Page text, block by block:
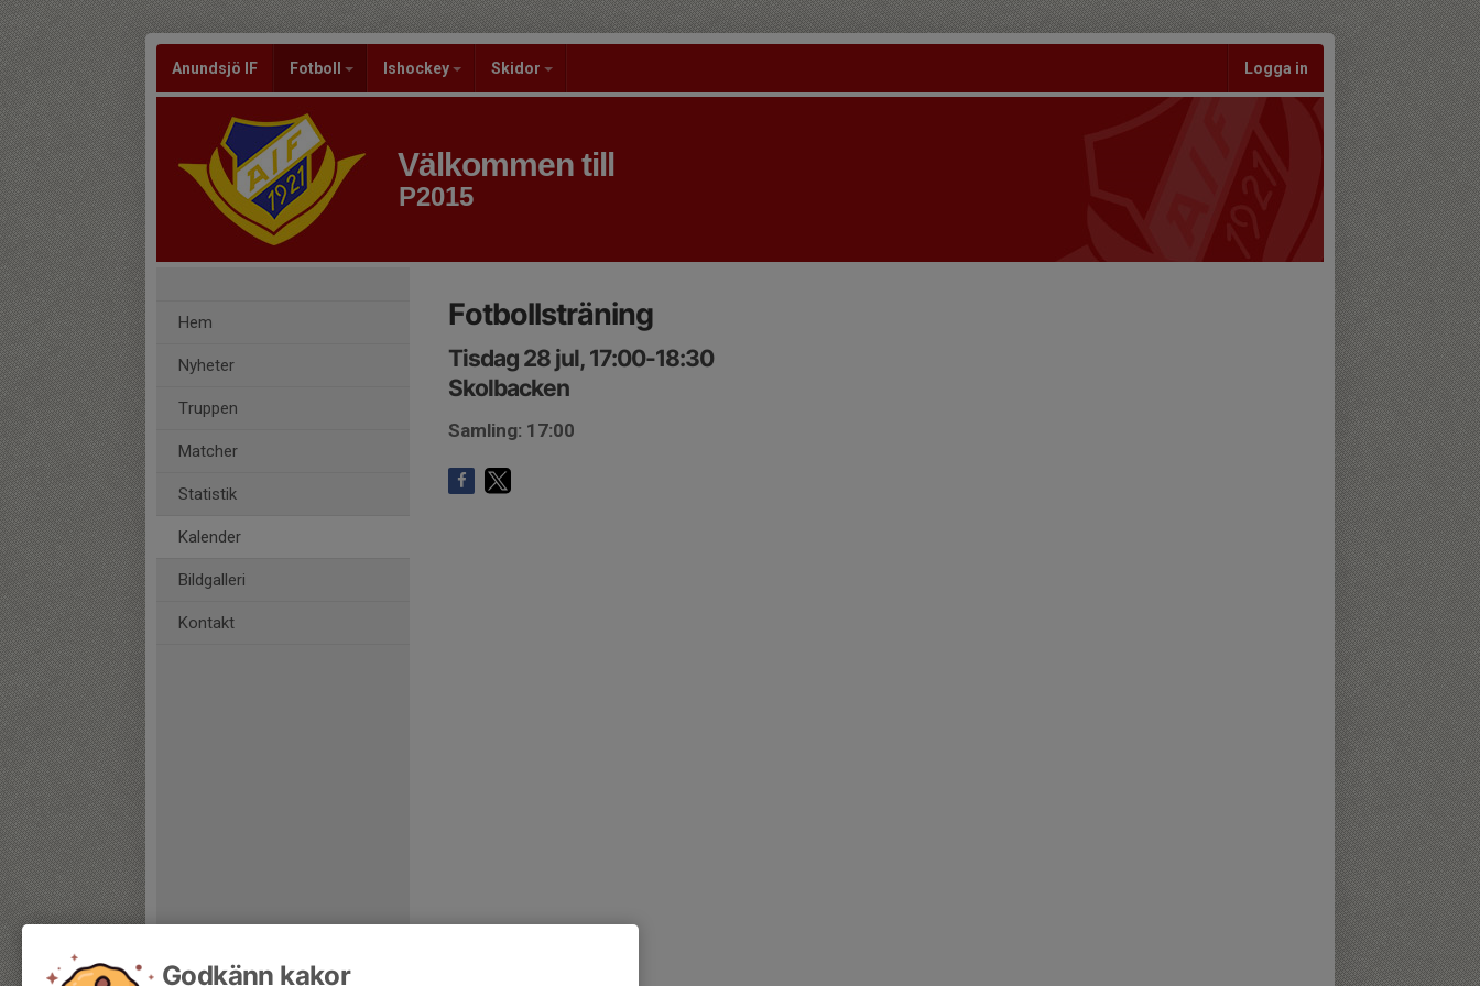
Anundsjö IF Fotboll Ishockey Skidor Logga in
Välkommen till
P2015
Hem
Nyheter
Truppen
Matcher
Statistik
Kalender
Bildgalleri
Kontakt
Fotbollsträning
Tisdag 28 jul, 17:00-18:30
Skolbacken
Samling: 17:00
Godkänn kakor